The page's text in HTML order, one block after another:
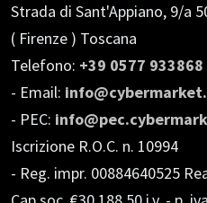
Strada di Sant'Appiano, 9/a
( Firenze ) Toscana
Telefono: +39 0577 933868
- Email:
- PEC:
Iscrizione R.O.C. n. 10994
- Reg. impr. 00884640525